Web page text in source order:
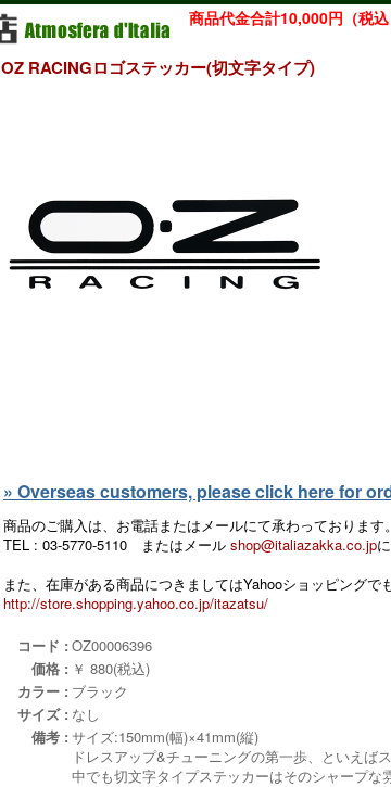
商品代金合計10,000円（税
OZ RACINGロゴステッカー(切文字タイプ)
» Overseas customers, please click here for
商品のご購入は、お電話またはメールにて承わっております。
TEL : 03-5770-5110 またはメール shop@italiazakka.co.jp
また、在庫がある商品につきましてはYahooショッピングで
http://store.shopping.yahoo.co.jp/itazatsu/
コード : OZ00006396
価格 : ￥ 880(税込)
カラー : ブラック
サイズ : なし
備考 : サイズ:150mm(幅)×41mm(縦)
ドレスアップ&チューニングの第一歩、といえば
中でも切文字タイプステッカーはそのシャープな